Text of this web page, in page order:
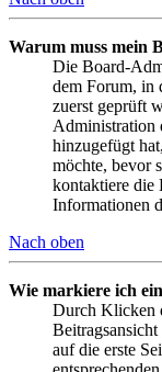
Warum muss mein
Die Board-
dem Forum, in
zuerst geprüft
Administration
hinzugefügt
möchte, bevor
kontaktiere die
Informationen
Nach oben
Wie markiere ich
Durch Klicken
auf die erste